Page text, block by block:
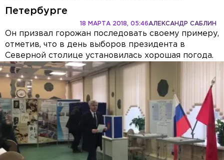
Петербурге
АЛЕКСАНДР САБЛИН
18 МАРТА 2018, 05:46
Он призвал горожан последовать своему примеру,
отметив, что в день выборов президента в
Северной столице установилась хорошая погода.